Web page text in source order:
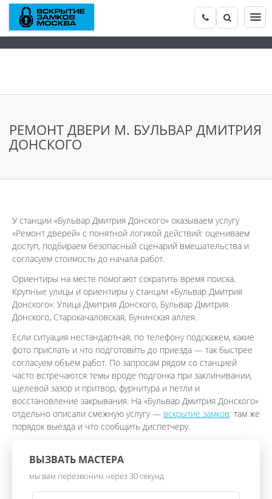
РЕМОНТ ДВЕРИ М. БУЛЬВАР ДМИТРИЯ
ДОНСКОГО
У станции «Бульвар Дмитрия Донского» оказываем услугу
«Ремонт дверей» с понятной логикой действий: оцениваем
доступ, подбираем безопасный сценарий вмешательства и
согласуем стоимость до начала работ.
Ориентиры на месте помогают сократить время поиска.
Крупные улицы и ориентиры у станции «Бульвар Дмитрия
Донского»: Улица Дмитрия Донского, Бульвар Дмитрия
Донского, Старокачаловская, Бунинская аллея.
Если ситуация нестандартная, по телефону подскажем, какие
фото прислать и что подготовить до приезда — так быстрее
согласуем объём работ. По запросам рядом со станцией
часто встречаются темы вроде подгонка при заклинивании,
щелевой зазор и притвор, фурнитура и петли и
восстановление закрывания. На «Бульвар Дмитрия Донского»
отдельно описали смежную услугу — вскрытие замков: там же
порядок выезда и что сообщить диспетчеру.
ВЫЗВАТЬ МАСТЕРА
мы вам перезвоним через 30 секунд